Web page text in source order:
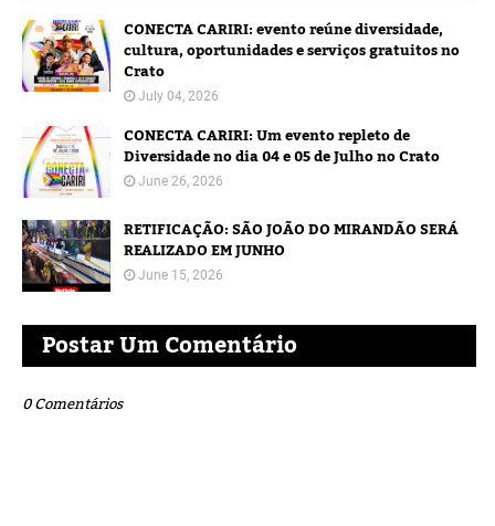
CONECTA CARIRI: evento reúne diversidade,
cultura, oportunidades e serviços gratuitos no
Crato
July 04, 2026
CONECTA CARIRI: Um evento repleto de
Diversidade no dia 04 e 05 de Julho no Crato
June 26, 2026
RETIFICAÇÃO: SÃO JOÃO DO MIRANDÃO SERÁ
REALIZADO EM JUNHO
June 15, 2026
Postar Um Comentário
0 Comentários